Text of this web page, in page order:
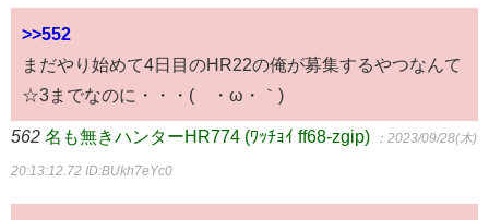
>>552
まだやり始めて4日目のHR22の俺が募集するやつなんて
☆3までなのに・・・(´・ω・｀)
562 名も無きハンターHR774 (ﾜｯﾁｮｲ ff68-zgip) ：2023/09/28(木)
20:13:12.72 ID:BUkh7eYc0